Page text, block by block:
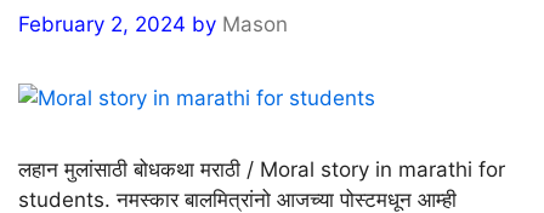
February 2, 2024 by Mason
लहान मुलांसाठी बोधकथा मराठी / Moral story in marathi for
students. नमस्कार बालमित्रांनो आजच्या पोस्टमधून आम्ही